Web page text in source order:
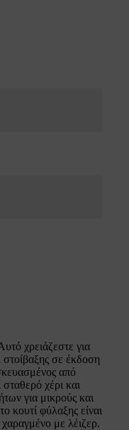
χρειάζεστε για
στοίβαξης σε έκδοση
από
χέρι και
για μικρούς και
κουτί φύλαξης είναι
με λέιζερ.